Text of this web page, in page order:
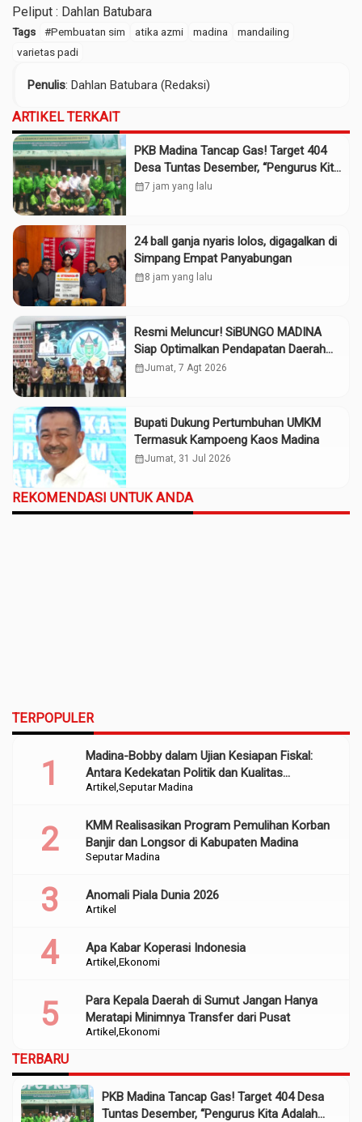
Peliput : Dahlan Batubara
Tags #Pembuatan sim atika azmi madina
mandailing
varietas padi
Penulis: Dahlan Batubara (Redaksi)
ARTIKEL TERKAIT
PKB Madina Tancap Gas! Target 404
Desa Tuntas Desember, “Pengurus Kita
Adalah Tokoh”
calendar_month7 jam yang lalu
24 ball ganja nyaris lolos, digagalkan di
Simpang Empat Panyabungan
calendar_month8 jam yang lalu
Resmi Meluncur! SiBUNGO MADINA
Siap Optimalkan Pendapatan Daerah
Madina
calendar_monthJumat, 7 Agt 2026
Bupati Dukung Pertumbuhan UMKM
Termasuk Kampoeng Kaos Madina
calendar_monthJumat, 31 Jul 2026
REKOMENDASI UNTUK ANDA
TERPOPULER
Artikel Seputar Madina
Madina-Bobby dalam Ujian Kesiapan Fiskal:
Antara Kedekatan Politik dan Kualitas
Perencanaan
Seputar Madina
KMM Realisasikan Program Pemulihan Korban
Banjir dan Longsor di Kabupaten Madina
Artikel
Anomali Piala Dunia 2026
Artikel Ekonomi
Apa Kabar Koperasi Indonesia
Artikel Ekonomi
Para Kepala Daerah di Sumut Jangan Hanya
Meratapi Minimnya Transfer dari Pusat
TERBARU
PKB Madina Tancap Gas! Target 404 Desa
Tuntas Desember, “Pengurus Kita Adalah